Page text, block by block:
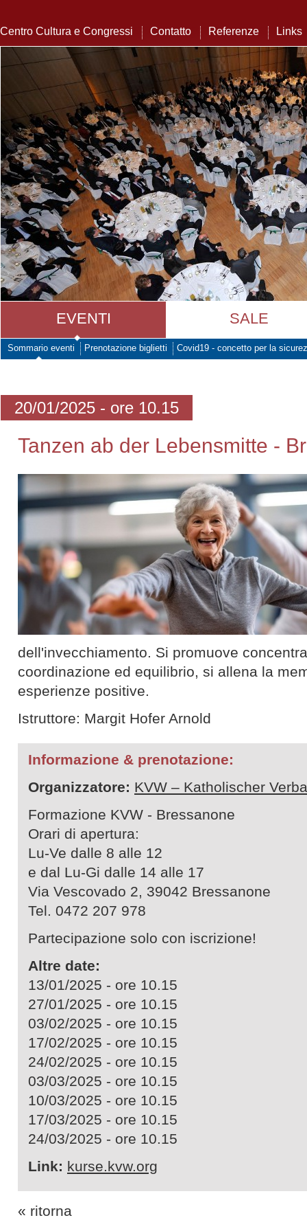
Centro Cultura e Congressi Contatto Referenze Links
EVENTI SALE
Sommario eventi Prenotazione biglietti Covid19 - concetto per la
20/01/2025 - ore 10.15
Tanzen ab der Lebensmitte -
dell'invecchiamento. Si promuove
coordinazione ed equilibrio, si allena la
esperienze positive.
Istruttore: Margit Hofer Arnold
Informazione & prenotazione:
Organizzatore: KVW – Katholischer
Formazione KVW - Bressanone
Orari di apertura:
Lu-Ve dalle 8 alle 12
e dal Lu-Gi dalle 14 alle 17
Via Vescovado 2, 39042 Bressanone
Tel. 0472 207 978
Partecipazione solo con iscrizione!
Altre date:
13/01/2025 - ore 10.15
27/01/2025 - ore 10.15
03/02/2025 - ore 10.15
17/02/2025 - ore 10.15
24/02/2025 - ore 10.15
03/03/2025 - ore 10.15
10/03/2025 - ore 10.15
17/03/2025 - ore 10.15
24/03/2025 - ore 10.15
Link: kurse.kvw.org
« ritorna